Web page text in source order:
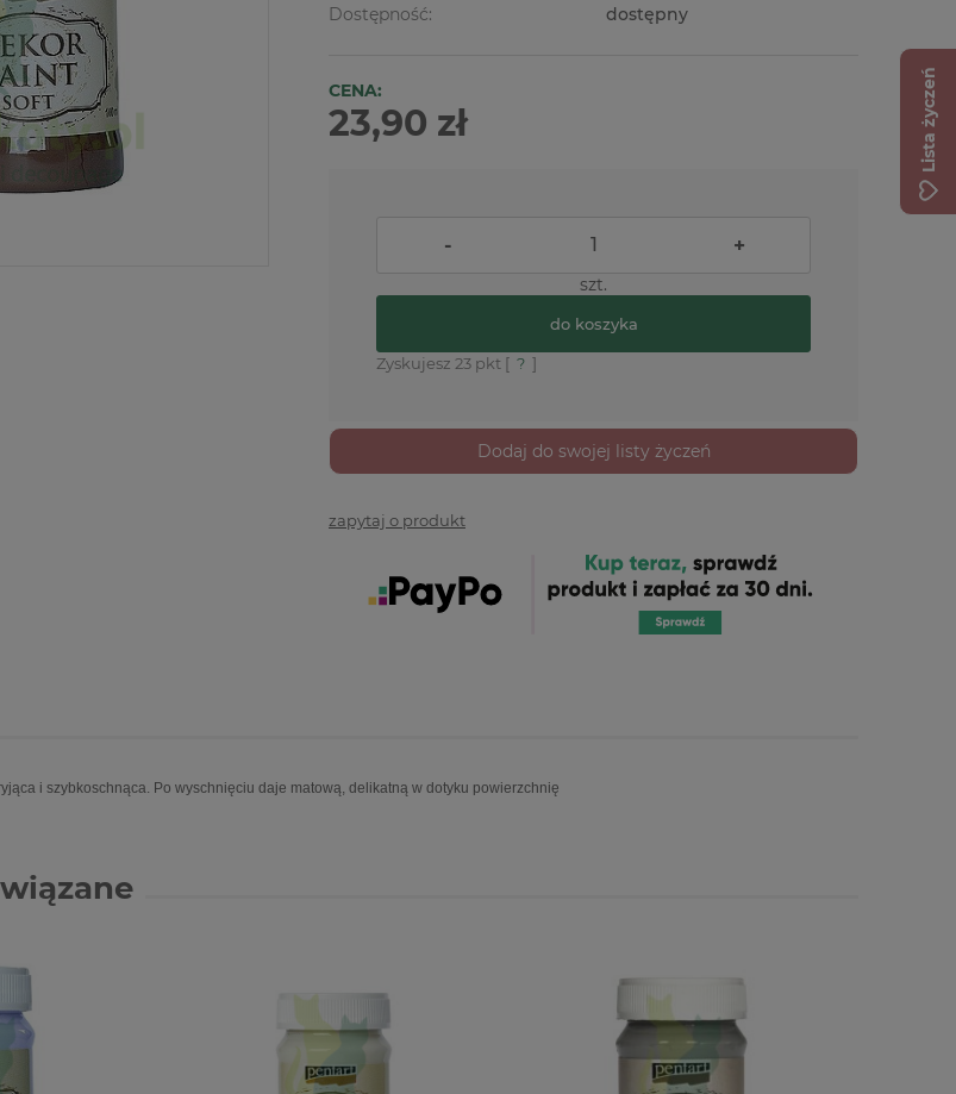
Dostępność:
dostępny
CENA:
23,90 zł
- +
szt.
do koszyka
Zyskujesz 23 pkt [ ? ]
Dodaj do swojej listy życzeń
zapytaj o produkt
i szybkoschnąca. Po wyschnięciu daje matową, delikatną w dotyku powierzchnię
Lista życzeń